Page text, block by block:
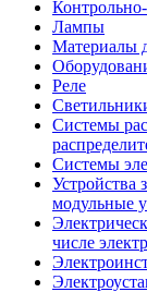
Лампы
Материалы
Реле
Системы
Системы
Устройства
модульные
числе